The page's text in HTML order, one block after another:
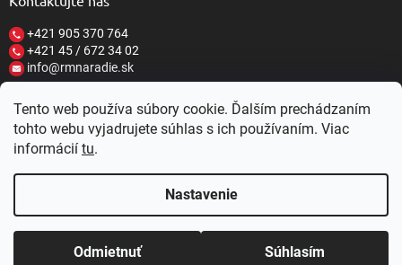
Tento web používa súbory cookie. Ďalším prechádzaním
tohto webu vyjadrujete súhlas s ich používaním. Viac
informácií tu.
Nastavenie
Odmietnuť Súhlasím
ZĽAVY 10-20% Zaregistrujte sa u nás a
Z KAŽDÉHO
+421 905 370 764
+421 45 / 672 34 02
info@rmnaradie.sk
Copyright 2026RM NÁRADIE. Všetky práva vyhradené.Upraviť
Nastavenie | Úprava | Custom =